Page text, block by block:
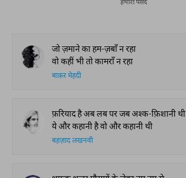
जो ज़माने का हम-ज़बाँ न रहा
वो कहीं भी तो कामराँ न रहा
बाक़र मेहदी
फ़रियाद है अब लब पर जब अश्क-फ़िशानी थी
ये और कहानी है वो और कहानी थी
बहज़ाद लखनवी